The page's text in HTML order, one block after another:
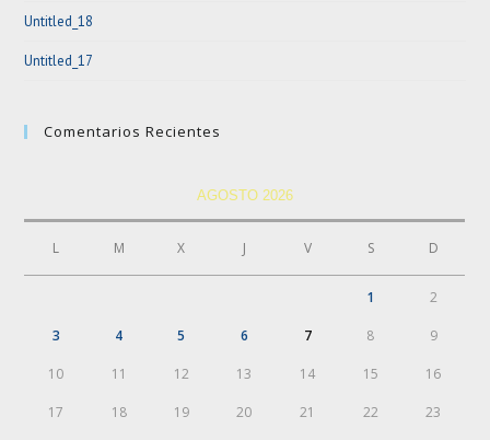
Untitled_18
Untitled_17
Comentarios Recientes
AGOSTO 2026
L M X J V S D
1 2
3 4 5 6 7 8 9
10 11 12 13 14 15 16
17 18 19 20 21 22 23